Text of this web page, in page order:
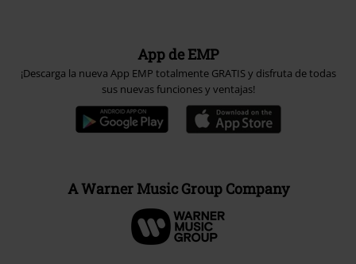
App de EMP
¡Descarga la nueva App EMP totalmente GRATIS y disfruta de todas
sus nuevas funciones y ventajas!
A Warner Music Group Company